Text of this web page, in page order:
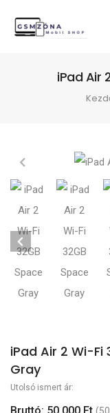
iPad Air
iPad Air 2 Wi-Fi
Gray
Utolsó ismert ár: